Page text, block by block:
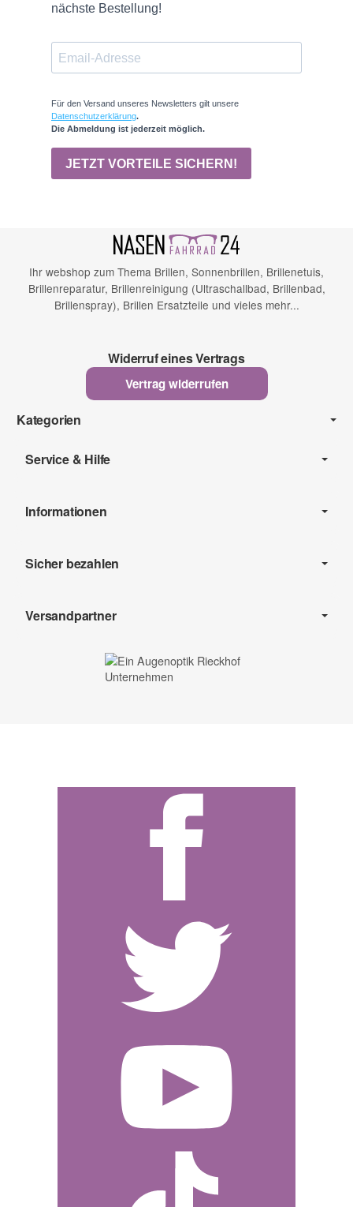
Ihr webshop zum Thema Brillen, Sonnenbrillen, Brillenetuis,
Brillenreparatur, Brillenreinigung (Ultraschallbad, Brillenbad,
Brillenspray), Brillen Ersatzteile und vieles mehr...
Widerruf eines Vertrags
Vertrag widerrufen
Kategorien
Service & Hilfe
Informationen
Sicher bezahlen
Versandpartner